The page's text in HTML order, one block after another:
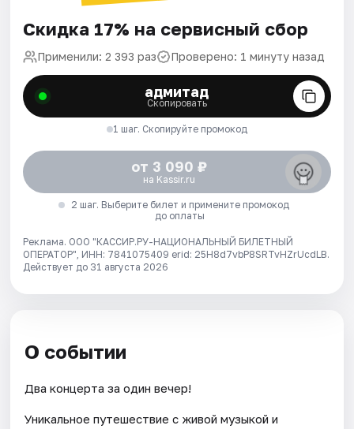
Скидка 17% на сервисный сбор
Применили: 2 393 раз Проверено: 1 минуту назад
адмитад
Скопировать
1 шаг. Скопируйте промокод
от 3 090 ₽
на Kassir.ru
2 шаг. Выберите билет и примените промокод
до оплаты
Реклама. ООО "КАССИР.РУ-НАЦИОНАЛЬНЫЙ БИЛЕТНЫЙ
ОПЕРАТОР", ИНН: 7841075409 erid: 25H8d7vbP8SRTvHZrUcdLB.
Действует до 31 августа 2026
О событии
Два концерта за один вечер!
Уникальное путешествие с живой музыкой и